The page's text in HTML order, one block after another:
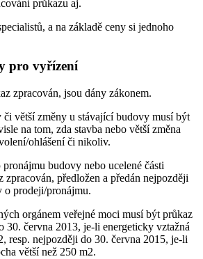
průkazu aj.
a na základě ceny si jednoho
pro vyřízení
zpracován, jsou dány zákonem.
větší změny u stávající budovy musí být
na tom, zda stavba nebo větší změna
ohlášení či nikoliv.
budovy nebo ucelené části
předložen a předán nejpozději
o prodeji/pronájmu.
orgánem veřejné moci musí být průkaz
30. června 2013, je-li energeticky vztažná
resp. nejpozději do 30. června 2015, je-li
větší než 250 m2.